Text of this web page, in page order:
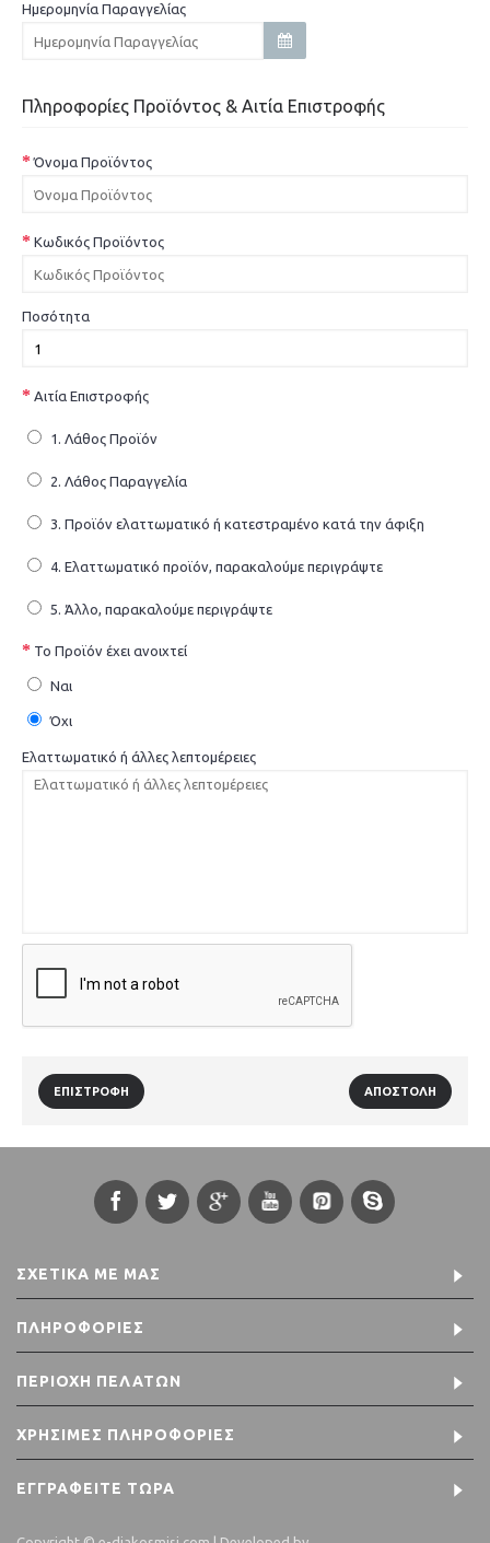
Ημερομηνία Παραγγελίας
Πληροφορίες Προϊόντος & Αιτία Επιστροφής
Όνομα Προϊόντος
Κωδικός Προϊόντος
Ποσότητα
Αιτία Επιστροφής
1. Λάθος Προϊόν
2. Λάθος Παραγγελία
3. Προϊόν ελαττωματικό ή κατεστραμένο κατά την άφιξη
4. Ελαττωματικό προϊόν, παρακαλούμε περιγράψτε
5. Άλλο, παρακαλούμε περιγράψτε
Το Προϊόν έχει ανοιχτεί
Ναι
Όχι
Ελαττωματικό ή άλλες λεπτομέρειες
ΕΠΙΣΤΡΟΦΉ
ΣΧΕΤΙΚΆ ΜΕ ΜΑΣ
ΠΛΗΡΟΦΟΡΊΕΣ
ΠΕΡΙΟΧΉ ΠΕΛΑΤΏΝ
ΧΡΉΣΙΜΕΣ ΠΛΗΡΟΦΟΡΊΕΣ
ΕΓΓΡΑΦΕΊΤΕ ΤΏΡΑ